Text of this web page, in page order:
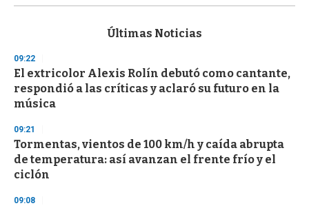
s
d
s
o
f
3
s
e
c
o
n
s
Últimas Noticias
09:22
El extricolor Alexis Rolín debutó como cantante,
respondió a las críticas y aclaró su futuro en la
música
09:21
Tormentas, vientos de 100 km/h y caída abrupta
de temperatura: así avanzan el frente frío y el
ciclón
09:08